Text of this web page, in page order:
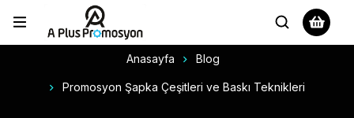
Anasayfa Blog
Promosyon Şapka Çeşitleri ve Baskı Teknikleri